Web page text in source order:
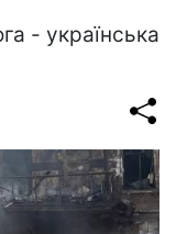
- українська